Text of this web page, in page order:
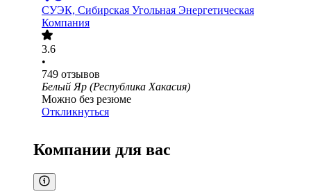
СУЭК, Сибирская Угольная Энергетическая
Компания
3.6
•
749 отзывов
Белый Яр (Республика Хакасия)
Можно без резюме
Откликнуться
Компании для вас